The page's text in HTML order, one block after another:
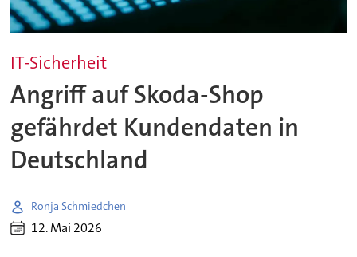
IT-Sicherheit
Angriff auf Skoda-Shop
gefährdet Kundendaten in
Deutschland
Ronja Schmiedchen
12. Mai 2026